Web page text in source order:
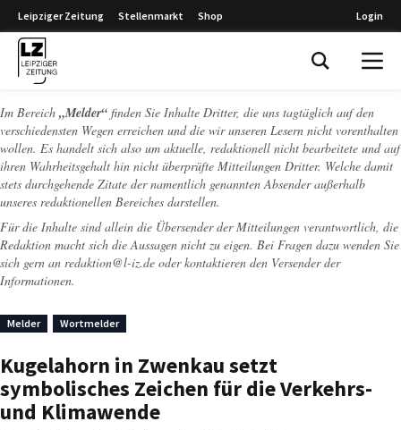
Leipziger Zeitung Stellenmarkt Shop Login
Im Bereich „Melder“ finden Sie Inhalte Dritter, die uns tagtäglich auf den
verschiedensten Wegen erreichen und die wir unseren Lesern nicht vorenthalten
wollen. Es handelt sich also um aktuelle, redaktionell nicht bearbeitete und auf
ihren Wahrheitsgehalt hin nicht überprüfte Mitteilungen Dritter. Welche damit
stets durchgehende Zitate der namentlich genannten Absender außerhalb
unseres redaktionellen Bereiches darstellen.
Für die Inhalte sind allein die Übersender der Mitteilungen verantwortlich, die
Redaktion macht sich die Aussagen nicht zu eigen. Bei Fragen dazu wenden Sie
sich gern an redaktion@l-iz.de oder kontaktieren den Versender der
Informationen.
Melder Wortmelder
Kugelahorn in Zwenkau setzt
symbolisches Zeichen für die Verkehrs-
und Klimawende